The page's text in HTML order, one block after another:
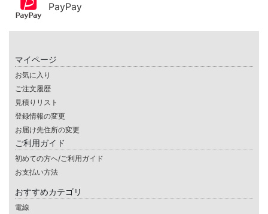
PayPay
マイページ
お気に入り
ご注文履歴
見積りリスト
登録情報の変更
お届け先住所の変更
ご利用ガイド
初めての方へ/ご利用ガイド
お支払い方法
おすすめカテゴリ
電線